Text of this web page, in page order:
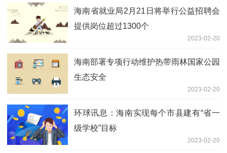
海南省就业局2月21日将举行公益招聘会
提供岗位超过1300个
2023-02-20
海南部署专项行动维护热带雨林国家公园
生态安全
2023-02-20
环球讯息：海南实现每个市县建有“省一
级学校”目标
2023-02-20